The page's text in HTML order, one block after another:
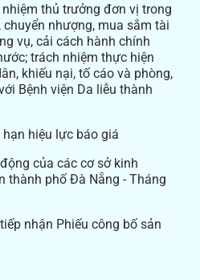
thủ trưởng đơn vị trong
nhượng, mua sắm tài
vụ, cải cách hành chính
trách nhiệm thực hiện
khiếu nại, tố cáo và phòng,
Bệnh viện Da liễu thành
hạn hiệu lực báo giá
của các cơ sở kinh
thành phố Đà Nẵng - Tháng
nhận Phiếu công bố sản